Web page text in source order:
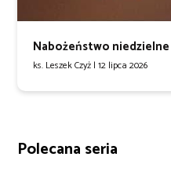
Nabożeństwo niedzielne
ks. Leszek Czyż | 12 lipca 2026
Polecana seria